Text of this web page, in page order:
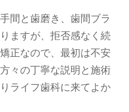
間と歯磨き、歯間ブラ
ますが、拒否感なく続
正なので、最初は不安
々の丁寧な説明と施術
ライフ歯科に来てよか